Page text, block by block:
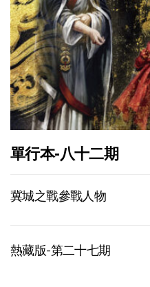
單行本-八十二期
冀城之戰參戰人物
熱藏版-第二十七期